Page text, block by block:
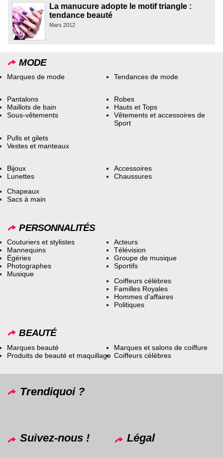
La manucure adopte le motif triangle :
tendance beauté
Mars 2012
MODE
Marques de mode Tendances de mode
Pantalons
Maillots de bain
Sous-vêtements
Robes
Hauts et Tops
Vêtements et accessoires de
Sport
Pulls et gilets
Vestes et manteaux
Bijoux
Lunettes
Accessoires
Chaussures
Chapeaux
Sacs à main
PERSONNALITÉS
Couturiers et stylistes
Mannequins
Égéries
Photographes
Musique
Acteurs
Télévision
Groupe de musique
Sportifs
Coiffeurs célèbres
Familles Royales
Hommes d’affaires
Politiques
BEAUTÉ
Marques beauté
Produits de beauté et maquillage
Marques et salons de coiffure
Coiffeurs célèbres
Trendiquoi ?
Suivez-nous ! Légal